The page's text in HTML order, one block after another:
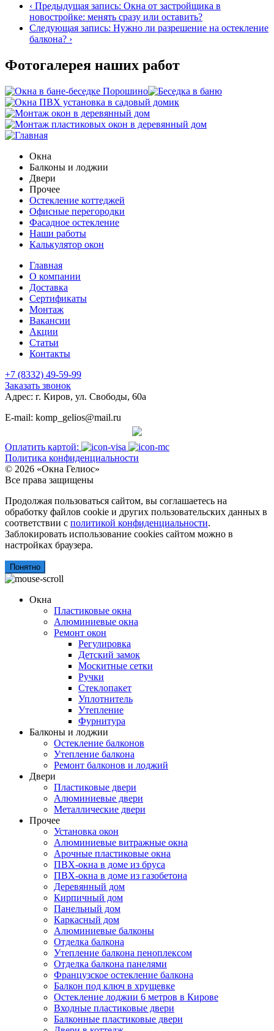
‹ Предыдущая запись: Окна от застройщика в
новостройке: менять сразу или оставить?
Cледующая запись: Нужно ли разрешение на остекление
балкона? ›
Фотогалерея наших работ
Окна
Балконы и лоджии
Двери
Прочее
Остекление коттеджей
Офисные перегородки
Фасадное остекление
Наши работы
Калькулятор окон
Главная
О компании
Доставка
Сертификаты
Монтаж
Вакансии
Акции
Статьи
Контакты
+7 (8332) 49-59-99
Заказать звонок
Адрес: г. Киров, ул. Свободы, 60а
E-mail: komp_gelios@mail.ru
Оплатить картой:
Политика конфиденциальности
© 2026 «Окна Гелиос»
Все права защищены
Продолжая пользоваться сайтом, вы соглашаетесь на
обработку файлов cookie и других пользовательских данных в
соответствии с политикой конфиденциальности.
Заблокировать использование cookies сайтом можно в
настройках браузера.
Понятно
Окна
Пластиковые окна
Алюминиевые окна
Ремонт окон
Регулировка
Детский замок
Москитные сетки
Ручки
Стеклопакет
Уплотнитель
Утепление
Фурнитура
Балконы и лоджии
Остекление балконов
Утепление балкона
Ремонт балконов и лоджий
Двери
Пластиковые двери
Алюминиевые двери
Металлические двери
Прочее
Установка окон
Алюминиевые витражные окна
Арочные пластиковые окна
ПВХ-окна в доме из бруса
ПВХ-окна в доме из газобетона
Деревянный дом
Кирпичный дом
Панельный дом
Каркасный дом
Алюминиевые балконы
Отделка балкона
Утепление балкона пеноплексом
Отделка балкона панелями
Французское остекление балкона
Балкон под ключ в хрущевке
Остекление лоджии 6 метров в Кирове
Входные пластиковые двери
Балконные пластиковые двери